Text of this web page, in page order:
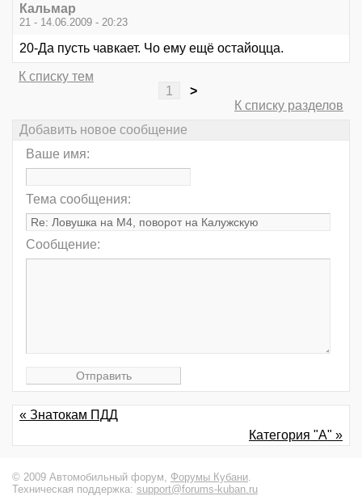
Кальмар
21 - 14.06.2009 - 20:23
20-Да пусть чавкает. Чо ему ещё остайоцца.
К списку тем
1
>
К списку разделов
Добавить новое сообщение
Ваше имя:
Тема сообщения:
Сообщение:
« Знатокам ПДД
Категория "А" »
© 2009 Автомобильный форум, Форумы Кубани.
Техническая поддержка: support@forums-kuban.ru